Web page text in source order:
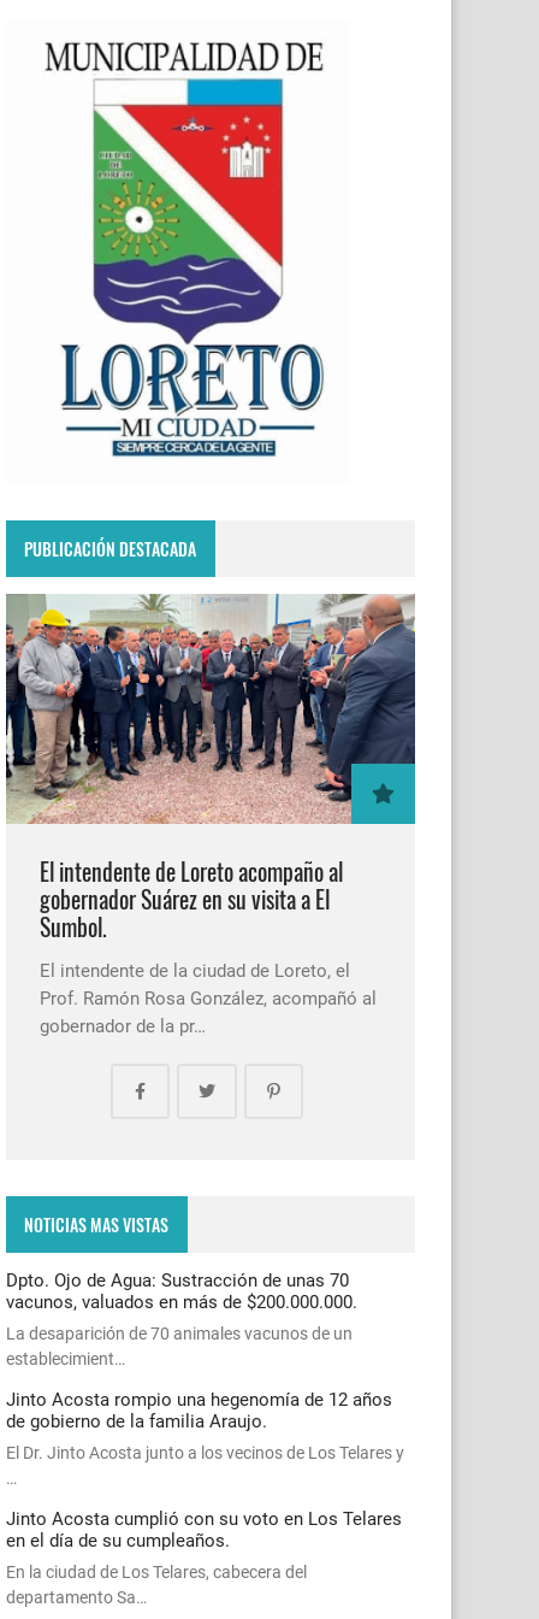
PUBLICACIÓN DESTACADA
El intendente de Loreto acompaño al
gobernador Suárez en su visita a El
Sumbol.
El intendente de la ciudad de Loreto, el
Prof. Ramón Rosa González, acompañó al
gobernador de la pr…
NOTICIAS MAS VISTAS
Dpto. Ojo de Agua: Sustracción de unas 70
vacunos, valuados en más de $200.000.000.
La desaparición de 70 animales vacunos de un
establecimient…
Jinto Acosta rompio una hegenomía de 12 años
de gobierno de la familia Araujo.
El Dr. Jinto Acosta junto a los vecinos de Los Telares y
…
Jinto Acosta cumplió con su voto en Los Telares
en el día de su cumpleaños.
En la ciudad de Los Telares, cabecera del
departamento Sa…